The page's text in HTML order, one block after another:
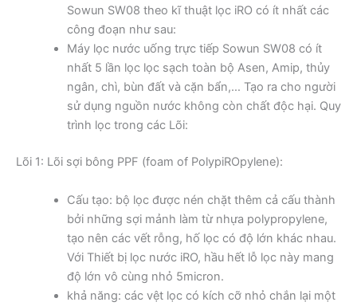
Sowun SW08 theo kĩ thuật lọc iRO có ít nhất các
công đoạn như sau:
Máy lọc nước uống trực tiếp​ Sowun SW08 có ít
nhất 5 lần lọc lọc sạch toàn bộ Asen, Amip, thủy
ngân, chì, bùn đất và cặn bẩn,… Tạo ra cho người
sử dụng nguồn nước không còn chất độc hại. Quy
trình lọc trong các Lõi:
Lõi 1: Lõi sợi bông PPF (foam of PolypiROpylene):
Cấu tạo: bộ lọc được nén chặt thêm cả cấu thành
bởi những sợi mảnh làm từ nhựa polypropylene,
tạo nên các vết rỗng, hố lọc có độ lớn khác nhau.
Với Thiết bị lọc nước iRO, hầu hết lỗ lọc này mang
độ lớn vô cùng nhỏ 5micron.
khả năng: các vệt lọc có kích cỡ nhỏ chắn lại một